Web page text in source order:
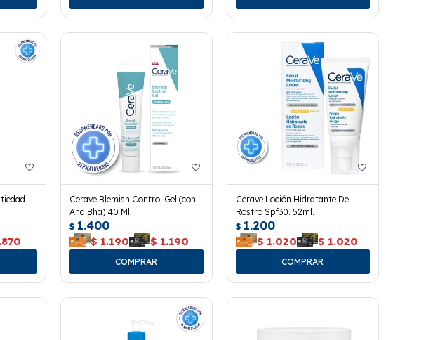
Cerave Blemish Control Gel (con
Aha Bha) 40 Ml.
$ 1.400
$ 1.190 $ 1.190
Cerave Loción Hidratante De
Rostro Spf30. 52ml.
$ 1.200
$ 1.020 $ 1.020